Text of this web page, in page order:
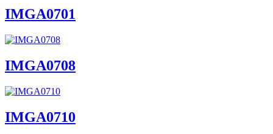
IMGA0701
IMGA0708
IMGA0710